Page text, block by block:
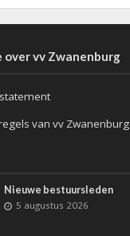
vv Zwanenburg
van vv Zwanenburg
Nieuwe bestuursleden
5 augustus 2026